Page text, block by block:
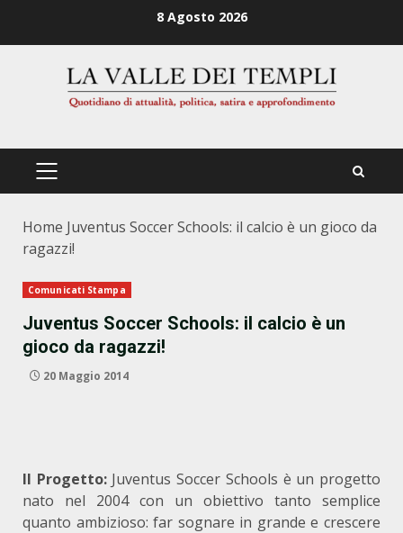
8 Agosto 2026
PRIMÄRES
Home Juventus Soccer Schools: il calcio è un gioco da
ragazzi!
Comunicati Stampa
Juventus Soccer Schools: il calcio è un
gioco da ragazzi!
20 Maggio 2014
Il Progetto:Juventus Soccer Schools è un progetto
nato nel 2004 con un obiettivo tanto semplice
quanto ambizioso: far sognare in grande e crescere